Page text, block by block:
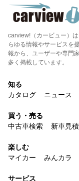
carview!（カービュー）
らゆる情報やサービスを
報から、ユーザーや専門
多く掲載しています。
知る
カタログ
ニュース
買う・売る
中古車検索
新車見
楽しむ
マイカー
みんカラ
サービス